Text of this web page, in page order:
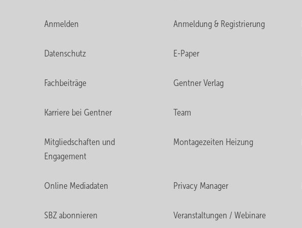
Anmelden Anmeldung & Registrierung
Datenschutz E-Paper
Fachbeiträge Gentner Verlag
Karriere bei Gentner Team
Mitgliedschaften und
Engagement
Montagezeiten Heizung
Online Mediadaten Privacy Manager
SBZ abonnieren Veranstaltungen / Webinare